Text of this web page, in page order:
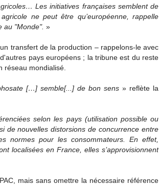
Les initiatives françaises semblent de
ne peut être qu’européenne, rappelle
au "Monde".»
transfert de la production – rappelons-le avec
pays européens ; la tribune est du reste
réseau mondialisé.
[…] semble[...] de bon sens» reflète la
selon les pays (utilisation possible ou
de nouvelles distorsions de concurrence entre
normes pour les consommateurs. En effet,
localisées en France, elles s’approvisionnent
mais sans omettre la nécessaire référence